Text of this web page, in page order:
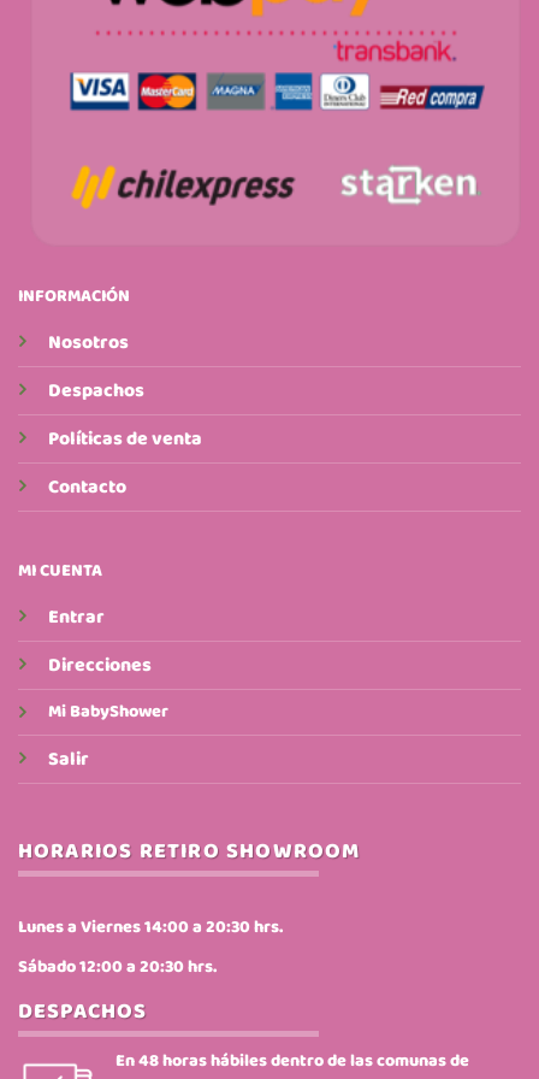
INFORMACIÓN
Nosotros
Despachos
Políticas de venta
Contacto
MI CUENTA
Entrar
Direcciones
Mi BabyShower
Salir
HORARIOS RETIRO SHOWROOM
Lunes a Viernes 14:00 a 20:30 hrs.
Sábado 12:00 a 20:30 hrs.
DESPACHOS
En 48 horas hábiles dentro de las comunas de